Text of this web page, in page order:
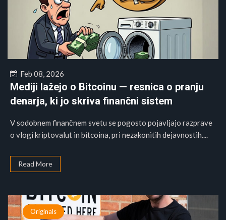
Feb 08, 2026
Mediji lažejo o Bitcoinu — resnica o pranju
denarja, ki jo skriva finančni sistem
V sodobnem finančnem svetu se pogosto pojavljajo razprave
o vlogi kriptovalut in bitcoina, pri nezakonitih dejavnostih....
Read More
Originals